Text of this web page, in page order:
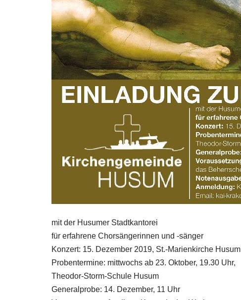
mit der Husumer Stadtkantorei
für erfahrene Chorsängerinnen und -sänger
Konzert: 15. Dezember 2019, St.-Marienkirche Husum
Probentermine: mittwochs ab 23. Oktober, 19.30 Uhr,
Theodor-Storm-Schule Husum
Generalprobe: 14. Dezember, 11 Uhr